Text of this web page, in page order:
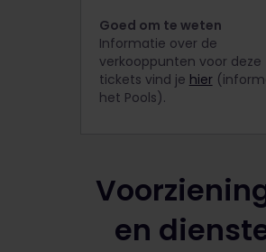
Goed om te weten
Informatie over de
verkooppunten voor deze
tickets vind je hier
het Pools).
en